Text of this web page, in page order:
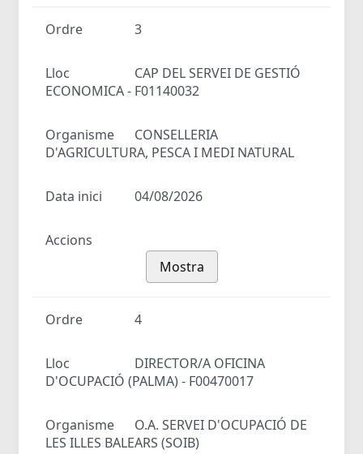
Ordre 3
Lloc
CAP DEL SERVEI DE GESTIÓ
ECONOMICA - F01140032
Organisme
CONSELLERIA
D'AGRICULTURA, PESCA I MEDI NATURAL
Data inici 04/08/2026
Accions
Mostra
Ordre 4
Lloc
DIRECTOR/A OFICINA
D'OCUPACIÓ (PALMA) - F00470017
Organisme
O.A. SERVEI D'OCUPACIÓ DE
LES ILLES BALEARS (SOIB)